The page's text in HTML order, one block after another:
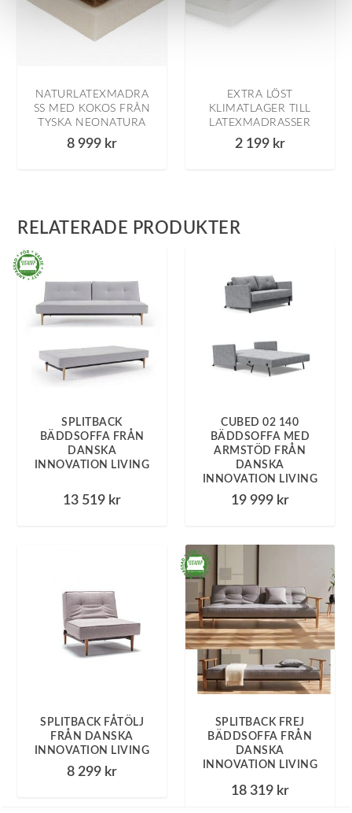
NATURLATEXMADRA
SS MED KOKOS FRÅN
TYSKA NEONATURA
8 999 kr
EXTRA LÖST
KLIMATLAGER TILL
LATEXMADRASSER
2 199 kr
RELATERADE PRODUKTER
SPLITBACK
BÄDDSOFFA FRÅN
DANSKA
INNOVATION LIVING
13 519 kr
CUBED 02 140
BÄDDSOFFA MED
ARMSTÖD FRÅN
DANSKA
INNOVATION LIVING
19 999 kr
SPLITBACK FÅTÖLJ
FRÅN DANSKA
INNOVATION LIVING
8 299 kr
SPLITBACK FREJ
BÄDDSOFFA FRÅN
DANSKA
INNOVATION LIVING
18 319 kr